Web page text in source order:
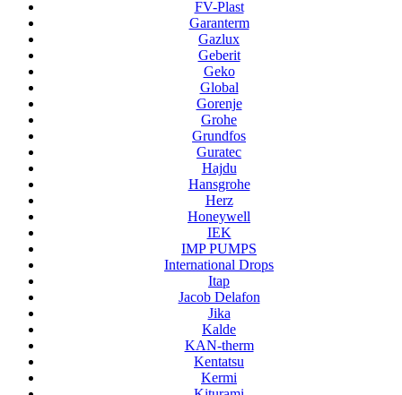
FV-Plast
Garanterm
Gazlux
Geberit
Geko
Global
Gorenje
Grohe
Grundfos
Guratec
Hajdu
Hansgrohe
Herz
Honeywell
IEK
IMP PUMPS
International Drops
Itap
Jacob Delafon
Jika
Kalde
KAN-therm
Kentatsu
Kermi